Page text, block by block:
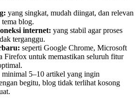
yang singkat, mudah diingat, dan relevan
tema blog.
internet: yang stabil agar proses
terganggu.
seperti Google Chrome, Microsoft
Firefox untuk memastikan seluruh fitur
minimal 5–10 artikel yang ingin
begitu, blog tidak terlihat kosong